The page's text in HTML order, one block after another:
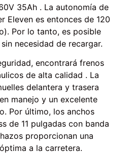
35Ah . La autonomía de
Eleven es entonces de 120
Por lo tanto, es posible
necesidad de recargar.
encontrará frenos
de alta calidad . La
delantera y trasera
manejo y un excelente
Por último, los anchos
de 11 pulgadas con banda
proporcionan una
a la carretera.